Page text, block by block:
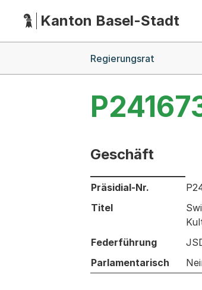
HauptnavigationKanton Basel-Stadt
Regierungsrat
Geschäft
Informationen zum
Präsidial-Nr.
Titel
Federführung
Parlamentarisch